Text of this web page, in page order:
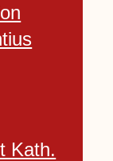
Kath.